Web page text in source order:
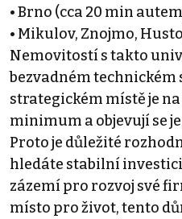
• Brno (cca 20 min
• Mikulov, Znojmo,
Nemovitostí s takto
bezvadném technickém
strategickém místě je
minimum a objevují se
Proto je důležité
hledáte stabilní
zázemí pro rozvoj své
místo pro život, tento